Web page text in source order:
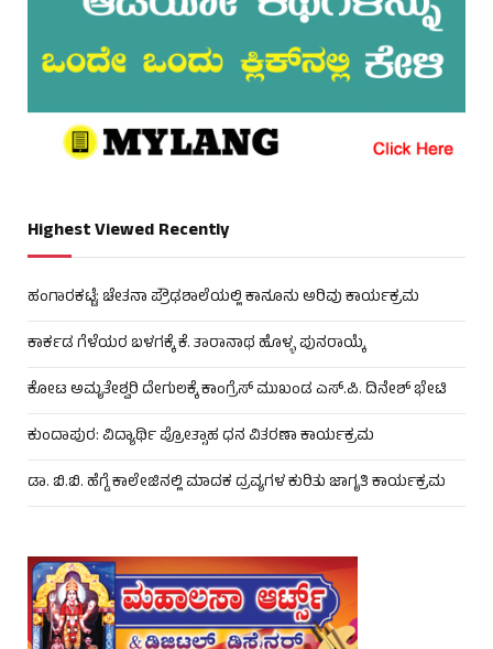
Highest Viewed Recently
ಹಂಗಾರಕಟ್ಟೆ: ಚೇತನಾ ಪ್ರೌಢಶಾಲೆಯಲ್ಲಿ ಕಾನೂನು ಅರಿವು ಕಾರ್ಯಕ್ರಮ
ಕಾರ್ಕಡ ಗೆಳೆಯರ ಬಳಗಕ್ಕೆ ಕೆ. ತಾರಾನಾಥ ಹೊಳ್ಳ ಪುನರಾಯ್ಕೆ
ಕೋಟ ಅಮೃತೇಶ್ವರಿ ದೇಗುಲಕ್ಕೆ ಕಾಂಗ್ರೆಸ್ ಮುಖಂಡ ಎಸ್.ಪಿ. ದಿನೇಶ್ ಭೇಟಿ
ಕುಂದಾಪುರ: ವಿದ್ಯಾರ್ಥಿ ಪ್ರೋತ್ಸಾಹ ಧನ ವಿತರಣಾ ಕಾರ್ಯಕ್ರಮ
ಡಾ. ಬಿ.ಬಿ. ಹೆಗ್ಡೆ ಕಾಲೇಜಿನಲ್ಲಿ ಮಾದಕ ದ್ರವ್ಯಗಳ ಕುರಿತು ಜಾಗೃತಿ ಕಾರ್ಯಕ್ರಮ